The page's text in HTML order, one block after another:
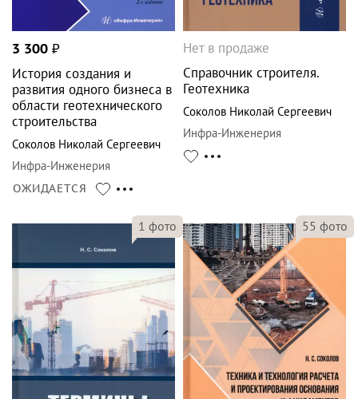
3 300 ₽
История создания и
развития одного бизнеса в
области геотехнического
строительства
Соколов Николай Сергеевич
Инфра-Инженерия
ОЖИДАЕТСЯ
Нет в продаже
Справочник строителя.
Геотехника
Соколов Николай Сергеевич
Инфра-Инженерия
1 фото 55 фото